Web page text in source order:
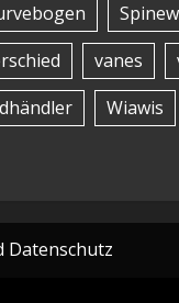
vanes
Wiawis
Datenschutz